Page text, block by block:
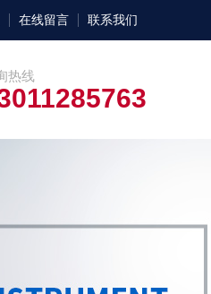
在线留言 联系我们
热线